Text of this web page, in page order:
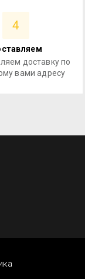
4
доставку по
вами адресу